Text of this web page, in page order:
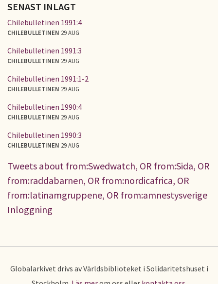
SENAST INLAGT
Chilebulletinen 1991:4
CHILEBULLETINEN 29 AUG
Chilebulletinen 1991:3
CHILEBULLETINEN 29 AUG
Chilebulletinen 1991:1-2
CHILEBULLETINEN 29 AUG
Chilebulletinen 1990:4
CHILEBULLETINEN 29 AUG
Chilebulletinen 1990:3
CHILEBULLETINEN 29 AUG
Tweets about from:Swedwatch, OR from:Sida, OR
from:raddabarnen, OR from:nordicafrica, OR
from:latinamgruppene, OR from:amnestysverige
Inloggning
Globalarkivet drivs av Världsbiblioteket i Solidaritetshuset i